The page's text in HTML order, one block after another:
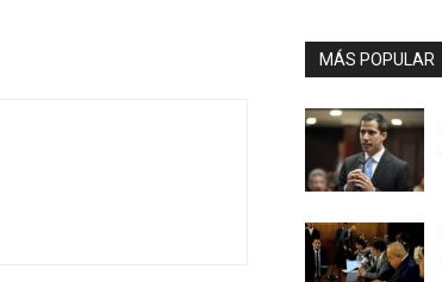
MÁS POPULAR